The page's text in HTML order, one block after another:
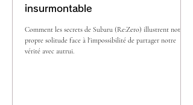
insurmontable
Comment les secrets de Subaru (Re:Zero) illustrent notre
propre solitude face à l'impossibilité de partager notre
vérité avec autrui.